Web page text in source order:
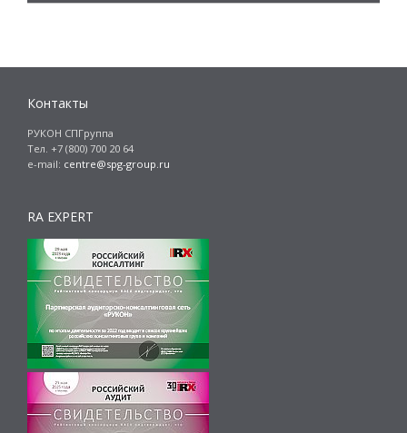
Контакты
РУКОН СПГруппа
Тел. +7 (800) 700 20 64
e-mail: centre@spg-group.ru
RA EXPERT